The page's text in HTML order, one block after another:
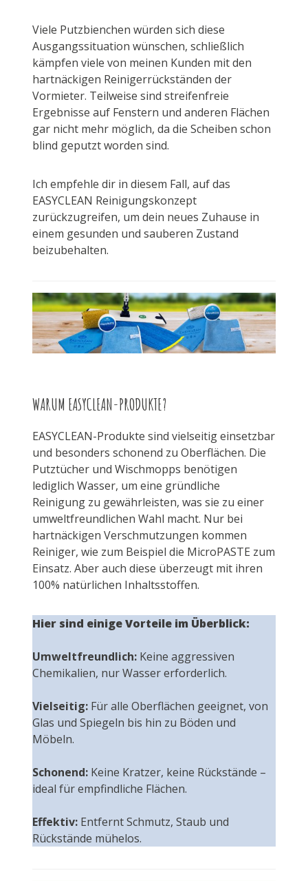
Viele Putzbienchen würden sich diese
Ausgangssituation wünschen, schließlich
kämpfen viele von meinen Kunden mit den
hartnäckigen Reinigerrückständen der
Vormieter. Teilweise sind streifenfreie
Ergebnisse auf Fenstern und anderen Flächen
gar nicht mehr möglich, da die Scheiben schon
blind geputzt worden sind.
Ich empfehle dir in diesem Fall, auf das
EASYCLEAN Reinigungskonzept
zurückzugreifen, um dein neues Zuhause in
einem gesunden und sauberen Zustand
beizubehalten.
WARUM EASYCLEAN-PRODUKTE?
EASYCLEAN-Produkte sind vielseitig einsetzbar
und besonders schonend zu Oberflächen. Die
Putztücher und Wischmopps benötigen
lediglich Wasser, um eine gründliche
Reinigung zu gewährleisten, was sie zu einer
umweltfreundlichen Wahl macht. Nur bei
hartnäckigen Verschmutzungen kommen
Reiniger, wie zum Beispiel die MicroPASTE zum
Einsatz. Aber auch diese überzeugt mit ihren
100% natürlichen Inhaltsstoffen.
Hier sind einige Vorteile im Überblick:
Umweltfreundlich: Keine aggressiven
Chemikalien, nur Wasser erforderlich.
Vielseitig: Für alle Oberflächen geeignet, von
Glas und Spiegeln bis hin zu Böden und
Möbeln.
Schonend: Keine Kratzer, keine Rückstände –
ideal für empfindliche Flächen.
Effektiv: Entfernt Schmutz, Staub und
Rückstände mühelos.